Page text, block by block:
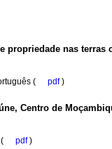
propriedade nas
( pdf)
Centro de
pdf)